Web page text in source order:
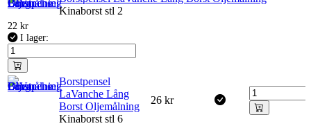
Kinaborst stl 2
22 kr
I lager:
Borstpensel
LaVanche Lång
Borst Oljemålning
Kinaborst stl 6
26 kr